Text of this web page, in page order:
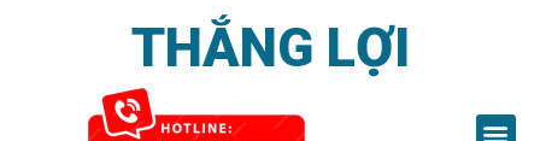
THẮNG LỢI